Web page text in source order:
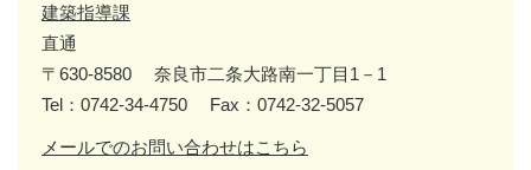
建築指導課
直通
〒630-8580
奈良市二条大路南一丁目1－1
Tel：0742-34-4750
Fax：0742-32-5057
メールでのお問い合わせはこちら